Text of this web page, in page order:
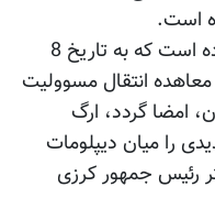
است.
الجزیره به نقل از منابع خویش آورده است که به تاریخ 8
انتقال مسوولیت
امضا گردد، ارگ
را میان دیپلومات
رئیس جمهور کرزی